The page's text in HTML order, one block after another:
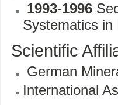
1993-1996
Systematics in
Scientific
German
International